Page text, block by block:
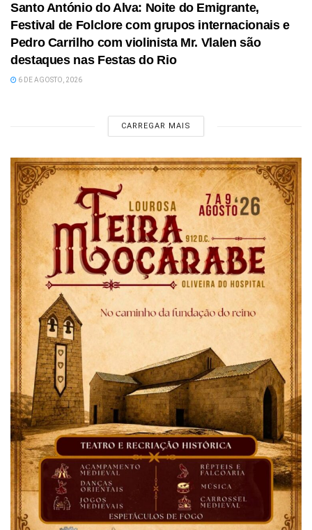
Santo António do Alva: Noite do Emigrante,
Festival de Folclore com grupos internacionais e
Pedro Carrilho com violinista Mr. Vlalen são
destaques nas Festas do Rio
6 DE AGOSTO, 2026
CARREGAR MAIS